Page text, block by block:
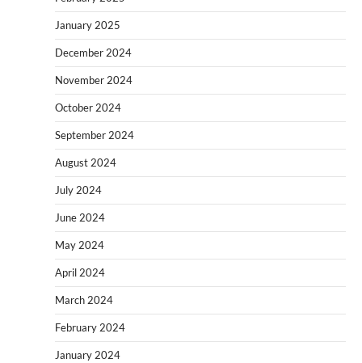
January 2025
December 2024
November 2024
October 2024
September 2024
August 2024
July 2024
June 2024
May 2024
April 2024
March 2024
February 2024
January 2024